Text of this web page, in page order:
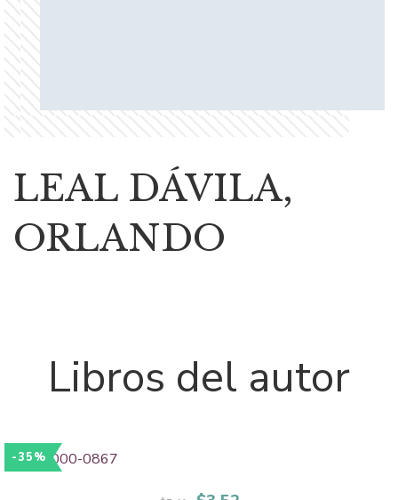
LEAL DÁVILA,
ORLANDO
Libros del autor
-35%